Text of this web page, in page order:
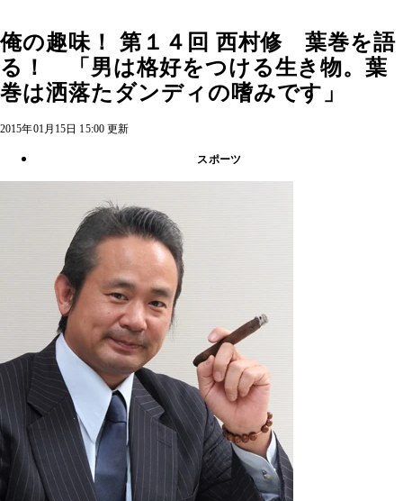
俺の趣味！ 第１４回 西村修 葉巻を語
る！ 「男は格好をつける生き物。葉
巻は洒落たダンディの嗜みです」
2015年01月15日 15:00 更新
スポーツ